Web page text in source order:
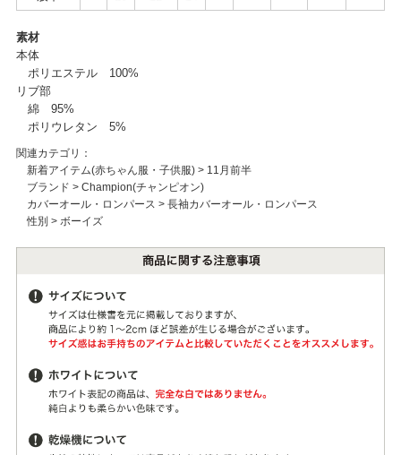
素材
本体
ポリエステル 100%
リブ部
綿 95%
ポリウレタン 5%
関連カテゴリ：
新着アイテム(赤ちゃん服・子供服)> 11月前半
ブランド > Champion(チャンピオン)
カバーオール・ロンパース > 長袖カバーオール・ロンパース
性別 > ボーイズ